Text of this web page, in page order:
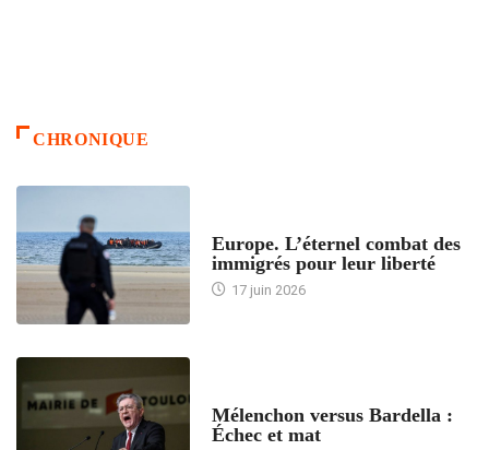
CHRONIQUE
Europe. L’éternel combat des
immigrés pour leur liberté
17 juin 2026
Mélenchon versus Bardella :
Échec et mat